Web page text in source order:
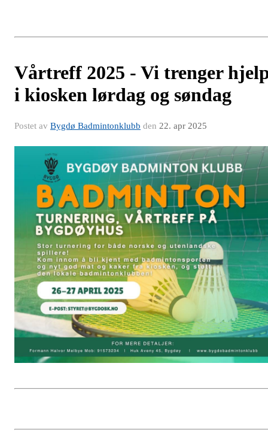
Vårtreff 2025 - Vi trenger
i kiosken lørdag og søndag
Postet av Bygdø Badmintonklubb den 22. apr 2025